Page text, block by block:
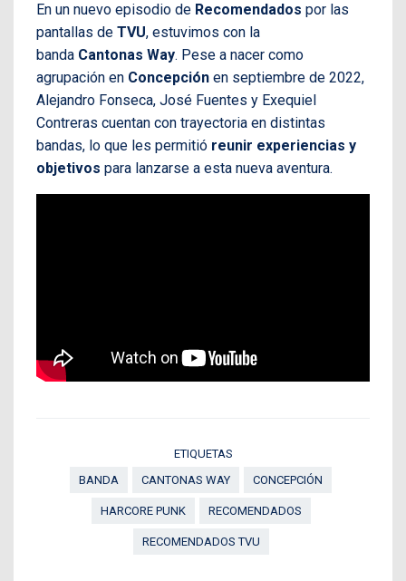
En un nuevo episodio de Recomendados por las
pantallas de TVU, estuvimos con la
banda Cantonas Way. Pese a nacer como
agrupación en Concepción en septiembre de 2022,
Alejandro Fonseca, José Fuentes y Exequiel
Contreras cuentan con trayectoria en distintas
bandas, lo que les permitió reunir experiencias y
objetivos para lanzarse a esta nueva aventura.
ETIQUETAS
BANDA
CANTONAS WAY CONCEPCIÓN
HARCORE PUNK RECOMENDADOS
RECOMENDADOS TVU